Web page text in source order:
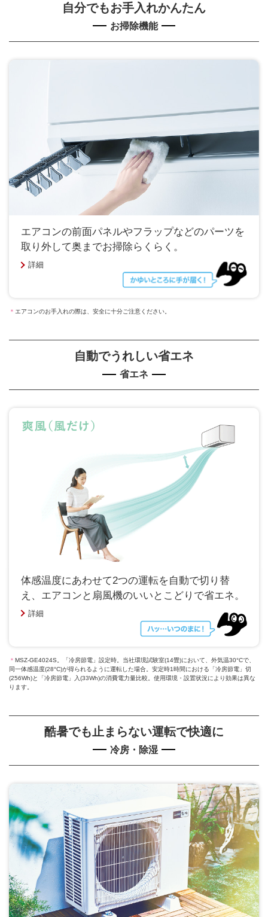
自分でもお手入れかんたん
お掃除機能
エアコンの前面パネルやフラップなどのパーツを
取り外して奥までお掃除らくらく。
詳細
＊ エアコンのお手入れの際は、安全に十分ご注意ください。
自動でうれしい省エネ
省エネ
体感温度にあわせて2つの運転を自動で切り替
え、エアコンと扇風機のいいとこどりで省エネ。
詳細
＊ MSZ-GE4024S。「冷房節電」設定時。当社環境試験室(14畳)において、外気温30°Cで、
同一体感温度(28°C)が得られるように運転した場合。安定時1時間における「冷房節電」切
(256Wh)と「冷房節電」入(33Wh)の消費電力量比較。使用環境・設置状況により効果は異な
ります。
酷暑でも止まらない運転で快適に
冷房・除湿